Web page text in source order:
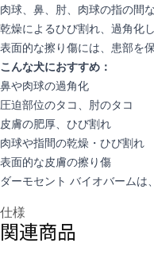
肉球、鼻、肘、肉球の指の間
乾燥によるひび割れ、過角化
表面的な擦り傷には、患部を
こんな犬におすすめ：
鼻や肉球の過角化
圧迫部位のタコ、肘のタコ
皮膚の肥厚、ひび割れ
肉球や指間の乾燥・ひび割れ
表面的な皮膚の擦り傷
ダーモセント バイオバームは
仕様
関連商品